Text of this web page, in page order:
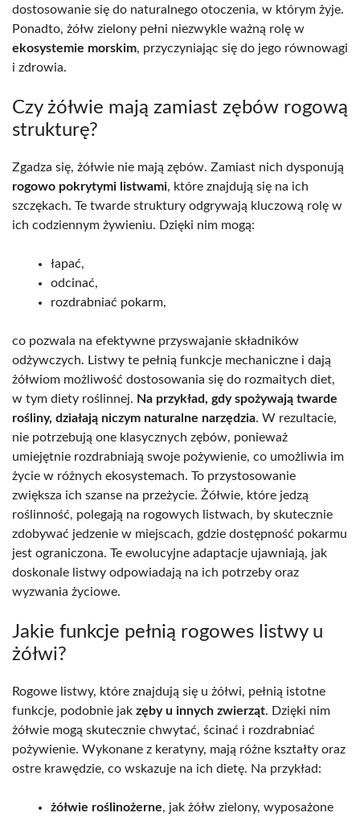
dostosowanie się do naturalnego otoczenia, w którym żyje.
Ponadto, żółw zielony pełni niezwykle ważną rolę w
ekosystemie morskim, przyczyniając się do jego równowagi
i zdrowia.
Czy żółwie mają zamiast zębów rogową
strukturę?
Zgadza się, żółwie nie mają zębów. Zamiast nich dysponują
rogowo pokrytymi listwami, które znajdują się na ich
szczękach. Te twarde struktury odgrywają kluczową rolę w
ich codziennym żywieniu. Dzięki nim mogą:
łapać,
odcinać,
rozdrabniać pokarm,
co pozwala na efektywne przyswajanie składników
odżywczych. Listwy te pełnią funkcje mechaniczne i dają
żółwiom możliwość dostosowania się do rozmaitych diet,
w tym diety roślinnej. Na przykład, gdy spożywają twarde
rośliny, działają niczym naturalne narzędzia. W rezultacie,
nie potrzebują one klasycznych zębów, ponieważ
umiejętnie rozdrabniają swoje pożywienie, co umożliwia im
życie w różnych ekosystemach. To przystosowanie
zwiększa ich szanse na przeżycie. Żółwie, które jedzą
roślinność, polegają na rogowych listwach, by skutecznie
zdobywać jedzenie w miejscach, gdzie dostępność pokarmu
jest ograniczona. Te ewolucyjne adaptacje ujawniają, jak
doskonale listwy odpowiadają na ich potrzeby oraz
wyzwania życiowe.
Jakie funkcje pełnią rogowes listwy u
żółwi?
Rogowe listwy, które znajdują się u żółwi, pełnią istotne
funkcje, podobnie jak zęby u innych zwierząt. Dzięki nim
żółwie mogą skutecznie chwytać, ścinać i rozdrabniać
pożywienie. Wykonane z keratyny, mają różne kształty oraz
ostre krawędzie, co wskazuje na ich dietę. Na przykład:
żółwie roślinożerne, jak żółw zielony, wyposażone